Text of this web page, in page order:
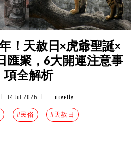
！天赦日×虎爺聖誕×
匯聚，6大開運注意事
項全解析
14 Jul 2026 novelty
#民俗 #天赦日